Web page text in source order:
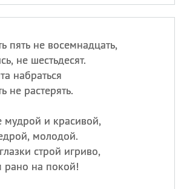
пять не восемнадцать,
не шестьдесят.
набраться
не растерять.
мудрой и красивой,
молодой.
строй игриво,
рано на покой!